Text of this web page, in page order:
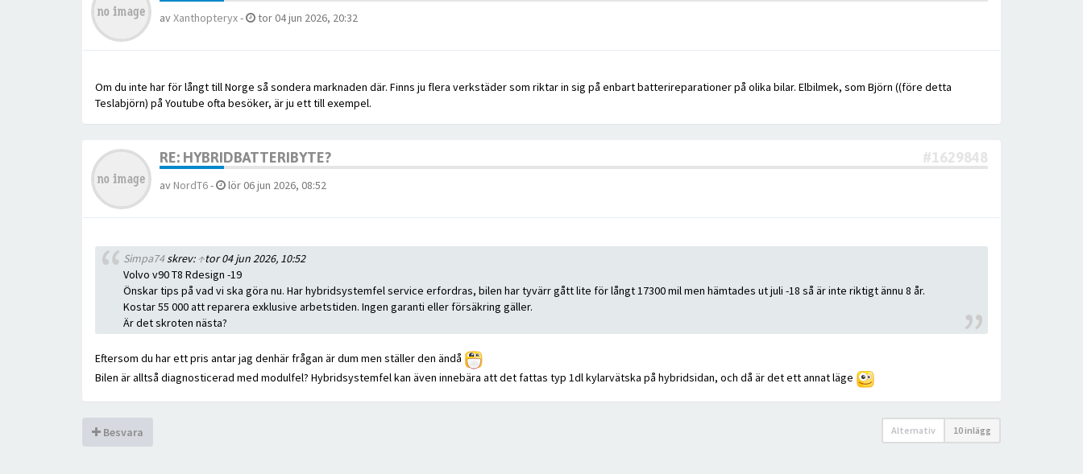
avXanthopteryx- tor 04 jun 2026, 20:32
Om du inte har för långt till Norge så sondera marknaden där. Finns ju flera verkstäder som riktar in sig på enbart batterireparationer på olika bilar. Elbilmek, som Björn ((före detta
Teslabjörn) på Youtube ofta besöker, är ju ett till exempel.
RE: HYBRIDBATTERIBYTE? #1629848
av NordT6- lör 06 jun 2026, 08:52
Simpa74skrev:↑tor 04 jun 2026, 10:52
Volvo v90 T8 Rdesign -19
Önskar tips på vad vi ska göra nu. Har hybridsystemfel service erfordras, bilen har tyvärr gått lite för långt 17300 mil men hämtades ut juli -18 så är inte riktigt ännu 8 år.
Kostar 55 000 att reparera exklusive arbetstiden. Ingen garanti eller försäkring gäller.
Är det skroten nästa?
Eftersom du har ett pris antar jag denhär frågan är dum men ställer den ändå
Bilen är alltså diagnosticerad med modulfel? Hybridsystemfel kan även innebära att det fattas typ 1dl kylarvätska på hybridsidan, och då är det ett annat läge
Besvara Alternativ 10 inlägg